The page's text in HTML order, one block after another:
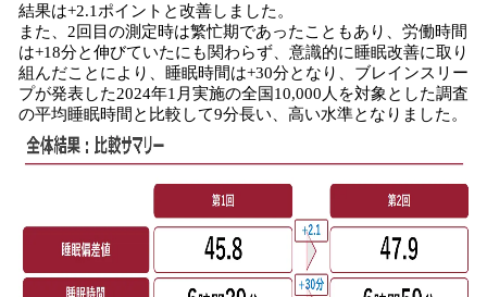
結果は+2.1ポイントと改善しました。
また、2回目の測定時は繁忙期であったこともあり、労働時間
は+18分と伸びていたにも関わらず、意識的に睡眠改善に取り
組んだことにより、睡眠時間は+30分となり、ブレインスリー
プが発表した2024年1月実施の全国10,000人を対象とした調査
の平均睡眠時間と比較して9分長い、高い水準となりました。